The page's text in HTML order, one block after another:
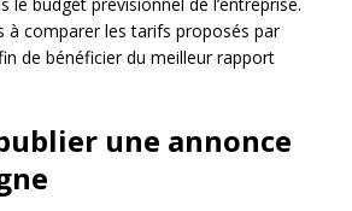
à comparer les tarifs proposés par
de bénéficier du meilleur rapport
une annonce